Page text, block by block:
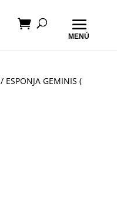
/ ESPONJA GEMINIS (